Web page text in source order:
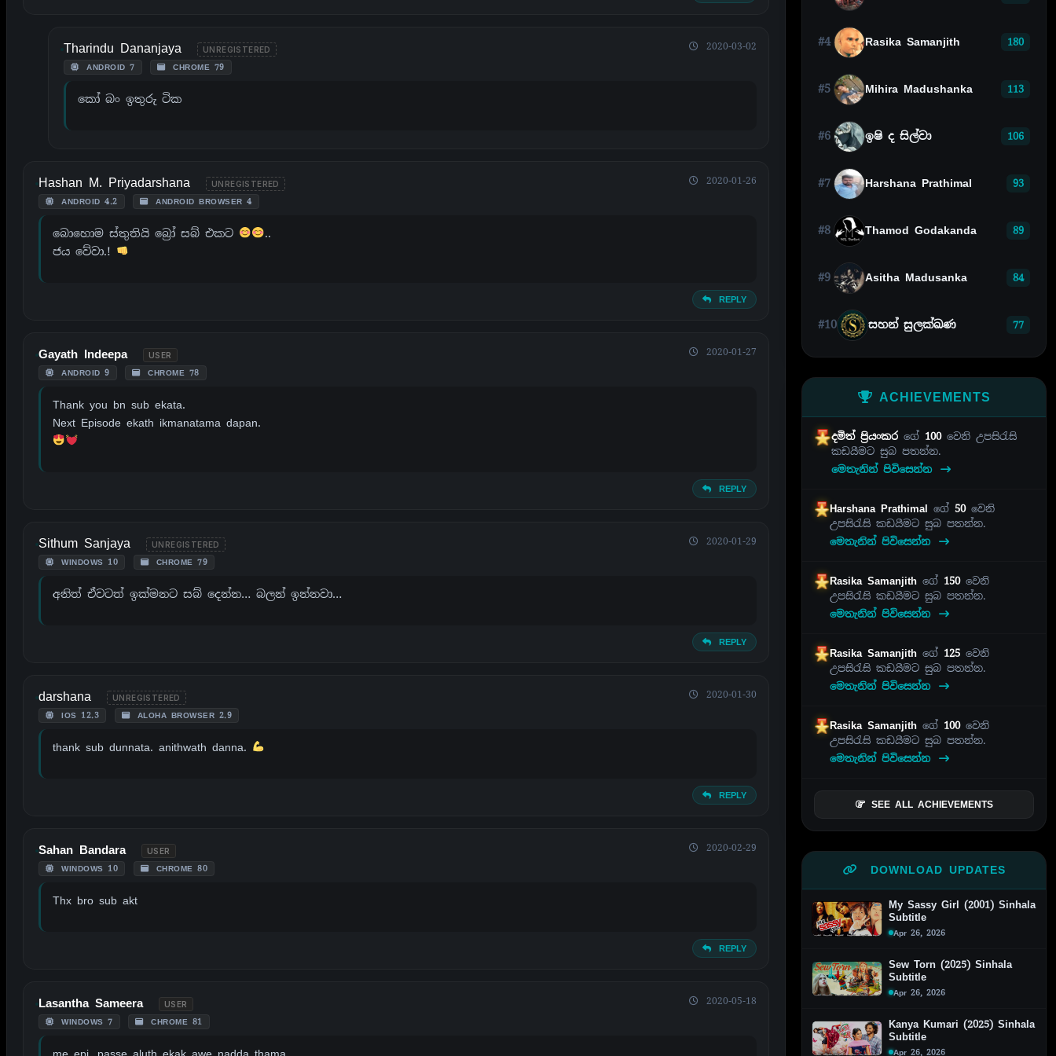
Tharindu Dananjaya UNREGISTERED
ANDROID 7 CHROME 79
2020-03-02
කෝ බං ඉතුරු ටික
Hashan M. Priyadarshana UNREGISTERED
ANDROID 4.2 ANDROID BROWSER 4
2020-01-26
බොහොම ස්තුතියි බ්‍රෝ සබ් එකට
..
ජය වේවා.!
REPLY
Gayath Indeepa USER
ANDROID 9 CHROME 78
2020-01-27
Thank you bn sub ekata.
Next Episode ekath ikmanatama dapan.
REPLY
Sithum Sanjaya UNREGISTERED
WINDOWS 10 CHROME 79
2020-01-29
අනිත් ඒවටත් ඉක්මනට සබ් දෙන්න… බලන් ඉන්නවා…
REPLY
darshana UNREGISTERED
IOS 12.3 ALOHA BROWSER 2.9
2020-01-30
thank sub dunnata. anithwath danna.
REPLY
Sahan Bandara USER
WINDOWS 10 CHROME 80
2020-02-29
Thx bro sub akt
REPLY
Lasantha Sameera USER
WINDOWS 7 CHROME 81
2020-05-18
#4 Rasika Samanjith 180
#5 Mihira Madushanka 113
#6 ඉෂි ද සිල්වා 106
#7 Harshana Prathimal 93
#8 Thamod Godakanda 89
#9 Asitha Madusanka 84
#10 සහන් සුලක්ඛණ 77
ACHIEVEMENTS
දමිත් ප්‍රියංකර ගේ 100වෙනි උපසිරැසි
කඩයීමට සුබ පතන්න.
මෙතැනින් පිවිසෙන්න
Harshana Prathimal ගේ 50වෙනි
උපසිරැසි කඩයීමට සුබ පතන්න.
මෙතැනින් පිවිසෙන්න
Rasika Samanjithගේ 150වෙනි
උපසිරැසි කඩයීමට සුබ පතන්න.
මෙතැනින් පිවිසෙන්න
Rasika Samanjithගේ 125 වෙනි
උපසිරැසි කඩයීමට සුබ පතන්න.
මෙතැනින් පිවිසෙන්න
Rasika Samanjithගේ 100වෙනි
උපසිරැසි කඩයීමට සුබ පතන්න.
මෙතැනින් පිවිසෙන්න
SEE ALL ACHIEVEMENTS
DOWNLOAD UPDATES
My Sassy Girl (2001) Sinhala
Subtitle
Apr 26, 2026
Sew Torn (2025) Sinhala
Subtitle
Apr 26, 2026
Kanya Kumari (2025) Sinhala
Subtitle
Apr 26, 2026